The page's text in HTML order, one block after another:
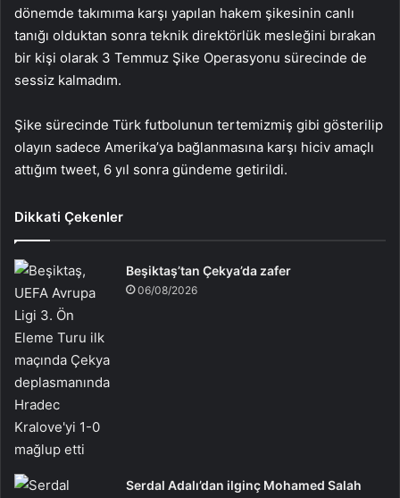
dönemde takımıma karşı yapılan hakem şikesinin canlı
tanığı olduktan sonra teknik direktörlük mesleğini bırakan
bir kişi olarak 3 Temmuz Şike Operasyonu sürecinde de
sessiz kalmadım.
Şike sürecinde Türk futbolunun tertemizmiş gibi gösterilip
olayın sadece Amerika’ya bağlanmasına karşı hiciv amaçlı
attığım tweet, 6 yıl sonra gündeme getirildi.
Dikkati Çekenler
Beşiktaş’tan Çekya’da zafer
06/08/2026
Serdal Adalı’dan ilginç Mohamed Salah